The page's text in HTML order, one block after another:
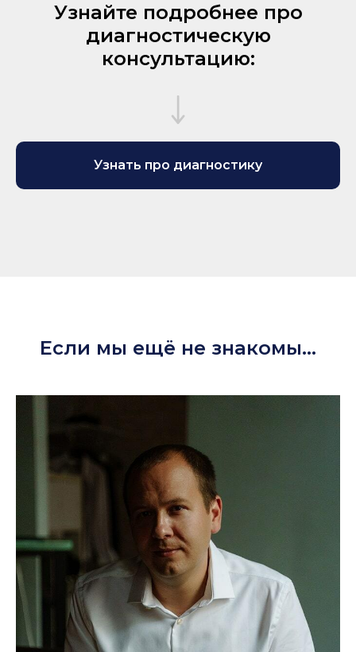
Узнайте подробнее про
диагностическую
консультацию:
Узнать про диагностику
Если мы ещё не знакомы...